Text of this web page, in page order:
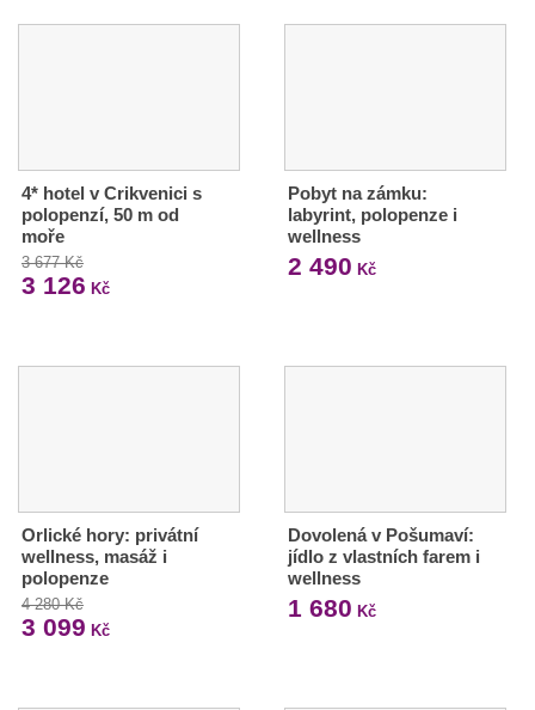
4* hotel v Crikvenici s
polopenzí, 50 m od
moře
3 677 Kč
3 126 Kč
Pobyt na zámku:
labyrint, polopenze i
wellness
2 490 Kč
Orlické hory: privátní
wellness, masáž i
polopenze
4 280 Kč
3 099 Kč
Dovolená v Pošumaví:
jídlo z vlastních farem i
wellness
1 680 Kč